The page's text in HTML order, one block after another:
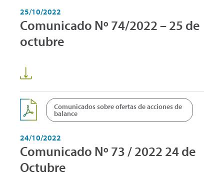
25/10/2022
Comunicado Nº 74/2022 – 25 de
octubre
Comunicados sobre ofertas de acciones de
balance
24/10/2022
Comunicado Nº 73 / 2022 24 de
Octubre